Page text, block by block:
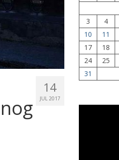
14
JUL 2017
3
4
10
11
17
18
24
25
31